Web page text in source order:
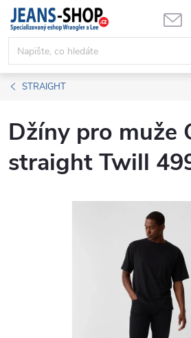
Přejít
obsah
STRAIGHT
Džíny pro muže
straight Twill